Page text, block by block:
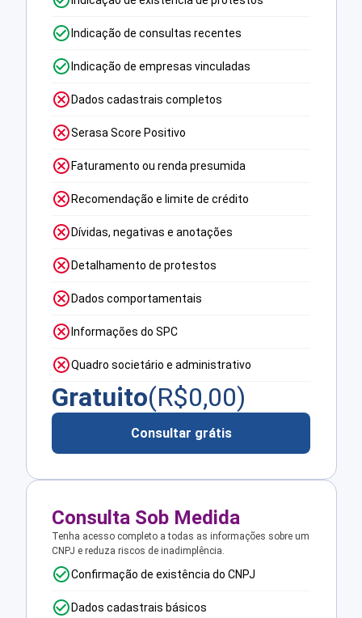
Indicação de consultas recentes
Indicação de empresas vinculadas
Dados cadastrais completos
Serasa Score Positivo
Faturamento ou renda presumida
Recomendação e limite de crédito
Dívidas, negativas e anotações
Detalhamento de protestos
Dados comportamentais
Informações do SPC
Quadro societário e administrativo
Gratuito(R$0,00)
Consultar grátis
Consulta Sob Medida
Tenha acesso completo a todas as informações sobre um
CNPJ e reduza riscos de inadimplência.
Confirmação de existência do CNPJ
Dados cadastrais básicos